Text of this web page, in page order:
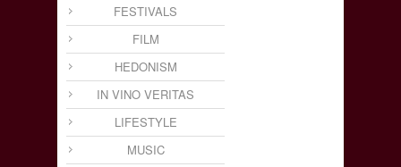
FESTIVALS
FILM
HEDONISM
IN VINO VERITAS
LIFESTYLE
MUSIC